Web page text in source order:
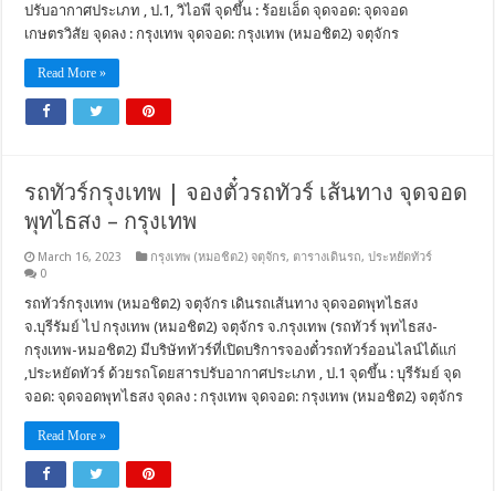
ปรับอากาศประเภท , ป.1, วิไอพี จุดขึ้น : ร้อยเอ็ด จุดจอด: จุดจอด
เกษตรวิสัย จุดลง : กรุงเทพ จุดจอด: กรุงเทพ (หมอชิต2) จตุจักร
Read More »
รถทัวร์กรุงเทพ | จองตั๋วรถทัวร์ เส้นทาง จุดจอด
พุทไธสง – กรุงเทพ
March 16, 2023 กรุงเทพ (หมอชิต2) จตุจักร, ตารางเดินรถ,ประหยัดทัวร์
0
รถทัวร์กรุงเทพ (หมอชิต2) จตุจักร เดินรถเส้นทาง จุดจอดพุทไธสง
จ.บุรีรัมย์ ไป กรุงเทพ (หมอชิต2) จตุจักร จ.กรุงเทพ (รถทัวร์ พุทไธสง-
กรุงเทพ-หมอชิต2) มีบริษัททัวร์ที่เปิดบริการจองตั๋วรถทัวร์ออนไลน์ได้แก่
,ประหยัดทัวร์ ด้วยรถโดยสารปรับอากาศประเภท , ป.1 จุดขึ้น : บุรีรัมย์ จุด
จอด: จุดจอดพุทไธสง จุดลง : กรุงเทพ จุดจอด: กรุงเทพ (หมอชิต2) จตุจักร
Read More »